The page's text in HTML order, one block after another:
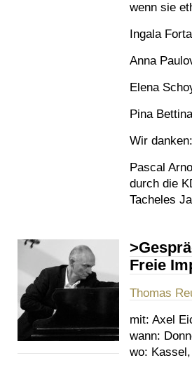
wenn sie
Ingala
Anna
Elena
Pina
Wir danken:
Pascal
durch die
Tacheles
Freie
Thomas
mit: Axel
wann:
wo: